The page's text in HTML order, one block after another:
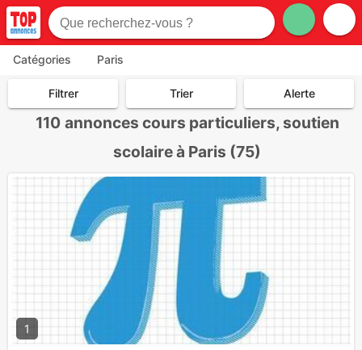
Catégories Paris
Filtrer Trier Alerte
110 annonces cours particuliers, soutien
scolaire à Paris (75)
1